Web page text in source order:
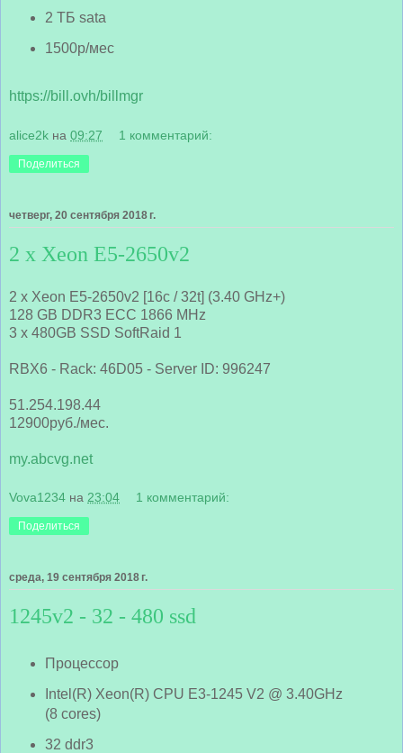
2 ТБ sata
1500р/мес
https://bill.ovh/billmgr
alice2k на 09:27 1 комментарий:
Поделиться
четверг, 20 сентября 2018 г.
2 x Xeon E5-2650v2
2 x Xeon E5-2650v2 [16c / 32t] (3.40 GHz+)
128 GB DDR3 ECC 1866 MHz
3 x 480GB SSD SoftRaid 1
RBX6 - Rack: 46D05 - Server ID: 996247
51.254.198.44
12900руб./мес.
my.abcvg.net
Vova1234 на 23:04 1 комментарий:
Поделиться
среда, 19 сентября 2018 г.
1245v2 - 32 - 480 ssd
Процессор
Intel(R) Xeon(R) CPU E3-1245 V2 @ 3.40GHz
(8 cores)
32 ddr3